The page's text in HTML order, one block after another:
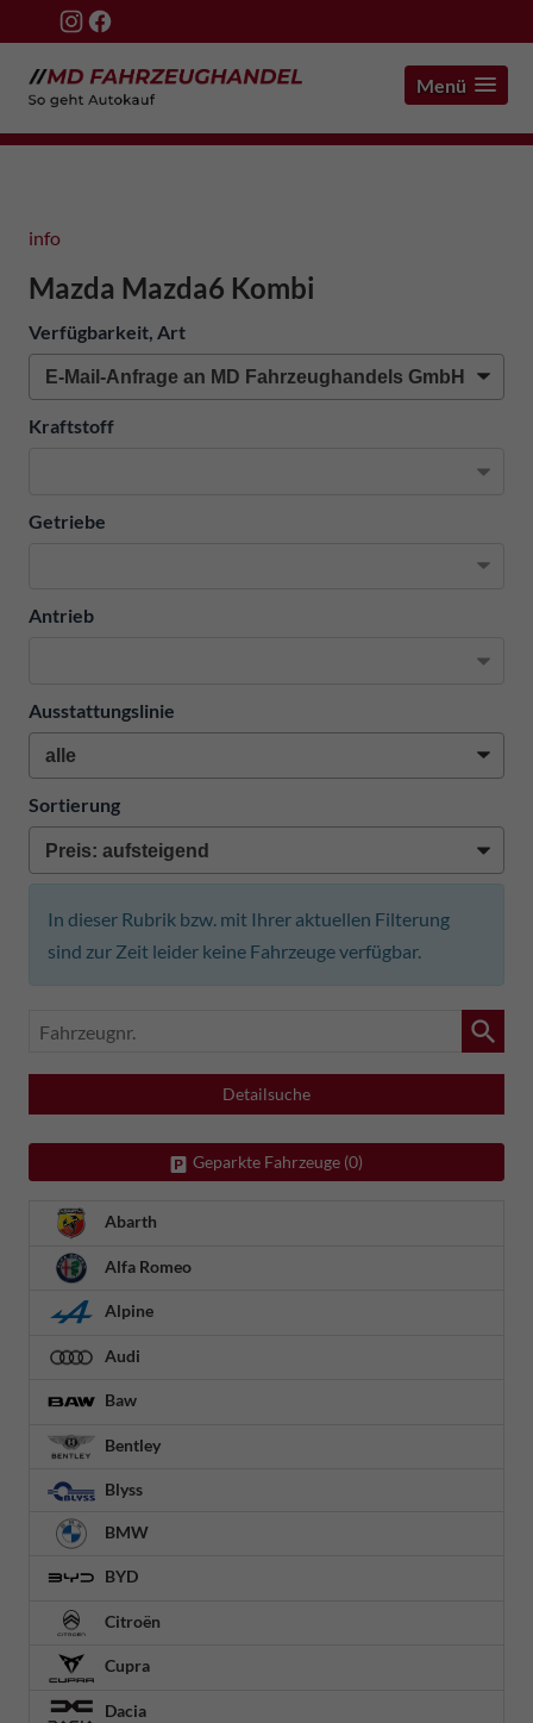
Menü
info
Mazda Mazda6 Kombi
Verfügbarkeit, Art
Kraftstoff
Getriebe
Antrieb
Ausstattungslinie
Sortierung
In dieser Rubrik bzw. mit Ihrer aktuellen Filterung
sind zur Zeit leider keine Fahrzeuge verfügbar.
Fahrzeugnr.
Detailsuche
Geparkte Fahrzeuge (0)
Abarth
Alfa Romeo
Alpine
Audi
Baw
Bentley
Blyss
BMW
BYD
Citroën
Cupra
Dacia